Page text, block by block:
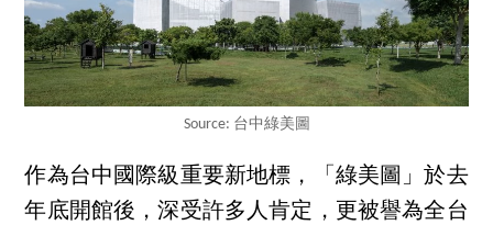
Source: 台中綠美圖
作為台中國際級重要新地標，「綠美圖」於去
年底開館後，深受許多人肯定，更被譽為全台